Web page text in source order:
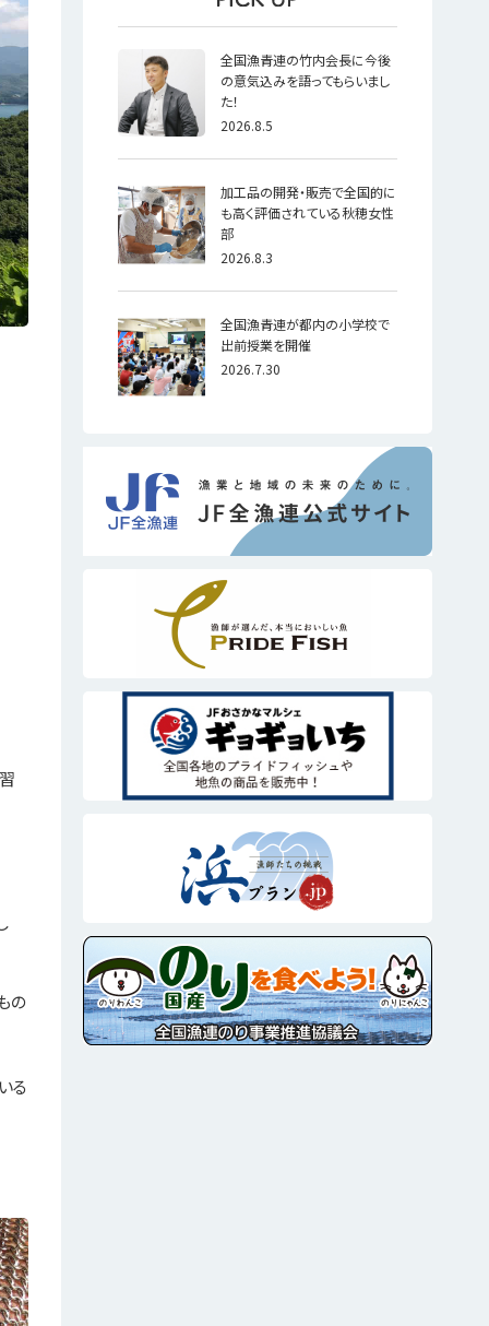
の
る
全国漁青連の竹内会長に今後
の意気込みを語ってもらいまし
た！
2026.8.5
加工品の開発・販売で全国的に
も高く評価されている秋穂女性
部
2026.8.3
全国漁青連が都内の小学校で
出前授業を開催
2026.7.30